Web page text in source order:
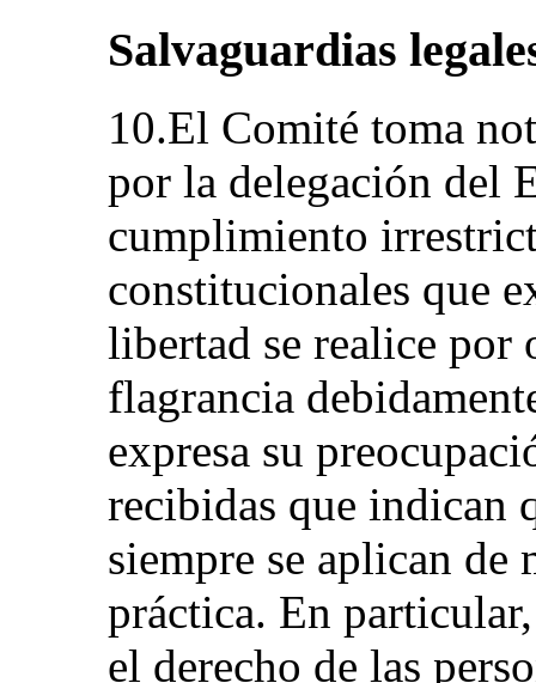
Salvaguardias
10.El Comité toma
por la delegación del
cumplimiento
constitucionales que
libertad se realice por
flagrancia
expresa su
recibidas que indican
siempre se aplican de
práctica. En
el derecho de las